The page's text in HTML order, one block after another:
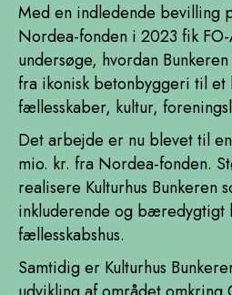
Med en indledende bevilling
Nordea-fonden i 2023 fik
undersøge, hvordan
fra ikonisk betonbyggeri til et
fællesskaber, kultur,
Det arbejde er nu blevet til
mio. kr. fra Nordea-fonden.
realisere Kulturhus Bunkeren
inkluderende og bæredygtigt
fællesskabshus.
Samtidig er Kulturhus